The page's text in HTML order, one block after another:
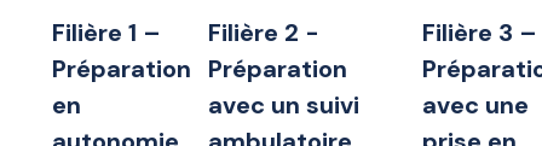
Filière 1 –
Préparation
en
Filière 2 -
Préparation
avec un suivi
Filière 3 –
avec une